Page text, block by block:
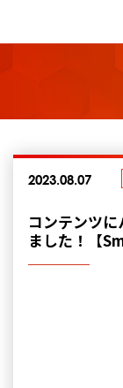
2023.08.07
コンテンツ
ました！【